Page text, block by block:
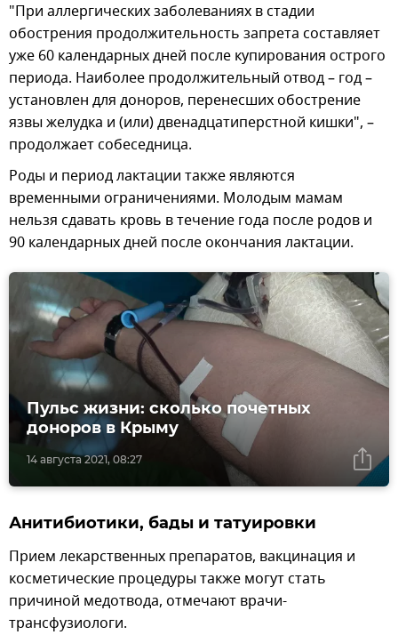
"При аллергических заболеваниях в стадии
обострения продолжительность запрета составляет
уже 60 календарных дней после купирования острого
периода. Наиболее продолжительный отвод – год –
установлен для доноров, перенесших обострение
язвы желудка и (или) двенадцатиперстной кишки", –
продолжает собеседница.
Роды и период лактации также являются
временными ограничениями. Молодым мамам
нельзя сдавать кровь в течение года после родов и
90 календарных дней после окончания лактации.
14 августа 2021, 08:27
Пульс жизни: сколько почетных
доноров в Крыму
Анитибиотики, бады и татуировки
Прием лекарственных препаратов, вакцинация и
косметические процедуры также могут стать
причиной медотвода, отмечают врачи-
трансфузиологи.